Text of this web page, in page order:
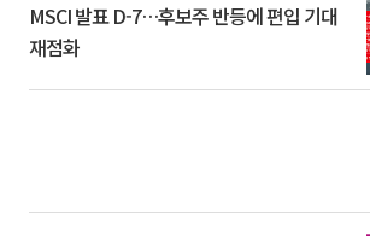
MSCI 발표 D-7…후보주 반등에 편입 기대
재점화